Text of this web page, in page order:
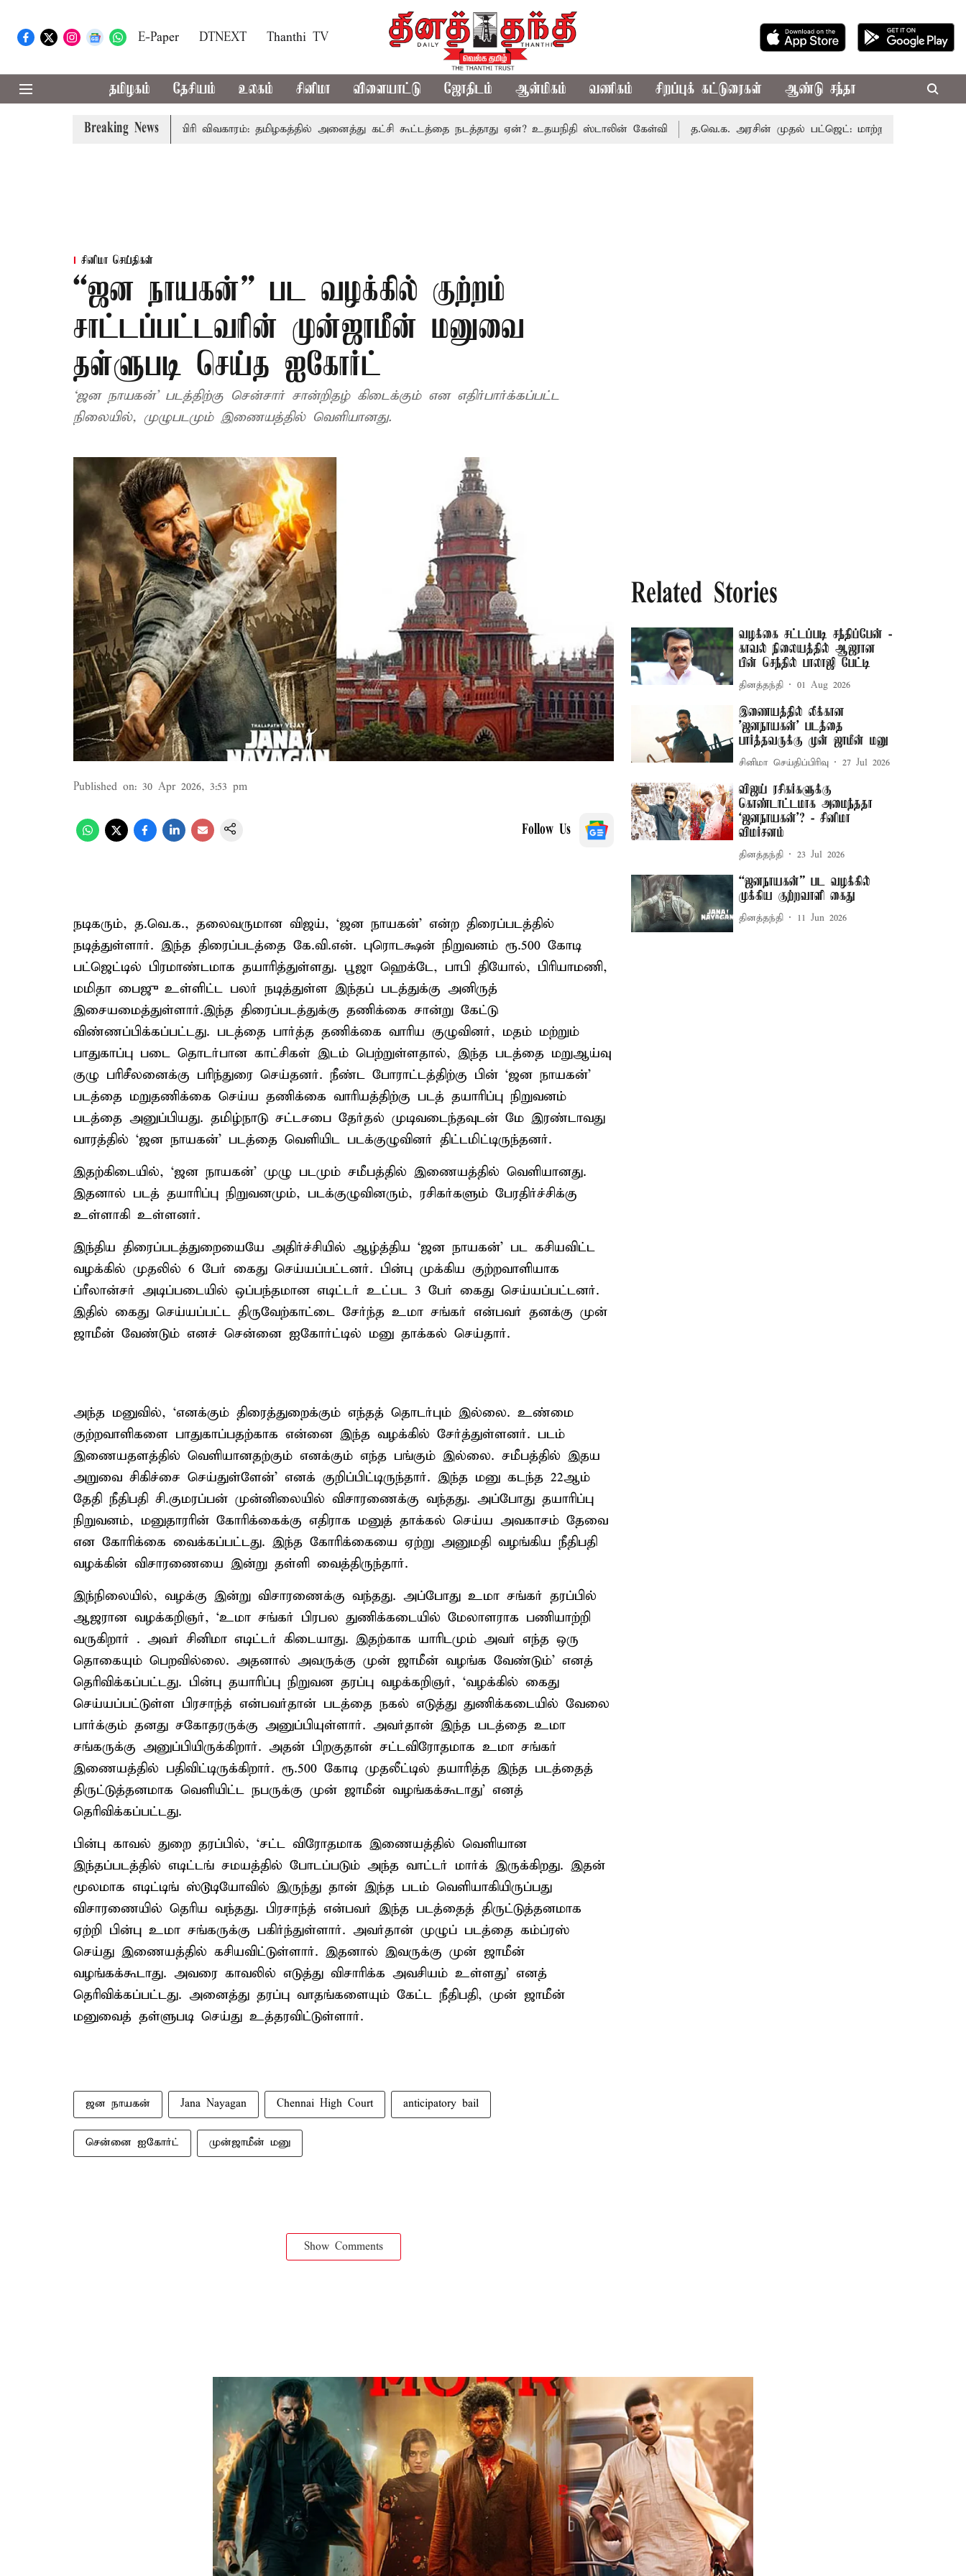
E-Paper DTNEXT Thanthi TV
தமிழகம் தேசியம் உலகம் சினிமா விளையாட்டு ஜோதிடம் ஆன்மிகம் வணிகம் சிறப்புக் கட்டுரைகள் ஆண்டு சந்தா
Breaking News
விஜய் உரை காவிரி விவகாரம்: தமிழகத்தில் அனைத்து கட்சி கூட்டத்தை நடத்தாது ஏன்? உதயநிதி ஸ்டாலின் கேள்வி த.வெ.க. அரசின் முதல் பட்ஜெட்: மாற்றமா?, தடுமாற்றமா?
சினிமா செய்திகள்
“ஜன நாயகன்” பட வழக்கில் குற்றம்
சாட்டப்பட்டவரின் முன்ஜாமீன் மனுவை
தள்ளுபடி செய்த ஐகோர்ட்
‘ஜன நாயகன்’ படத்திற்கு சென்சார் சான்றிதழ் கிடைக்கும் என எதிர்பார்க்கப்பட்ட
நிலையில், முழுபடமும் இணையத்தில் வெளியானது.
Published on: 30 Apr 2026, 3:53 pm
Follow Us
நடிகரும், த.வெ.க., தலைவருமான விஜய், ‘ஜன நாயகன்’ என்ற திரைப்படத்தில்
நடித்துள்ளார். இந்த திரைப்படத்தை கே.வி.என். புரொடக்ஷன் நிறுவனம் ரூ.500 கோடி
பட்ஜெட்டில் பிரமாண்டமாக தயாரித்துள்ளது. பூஜா ஹெக்டே, பாபி தியோல், பிரியாமணி,
மமிதா பைஜு உள்ளிட்ட பலர் நடித்துள்ள இந்தப் படத்துக்கு அனிருத்
இசையமைத்துள்ளார்.இந்த திரைப்படத்துக்கு தணிக்கை சான்று கேட்டு
விண்ணப்பிக்கப்பட்டது. படத்தை பார்த்த தணிக்கை வாரிய குழுவினர், மதம் மற்றும்
பாதுகாப்பு படை தொடர்பான காட்சிகள் இடம் பெற்றுள்ளதால், இந்த படத்தை மறுஆய்வு
குழு பரிசீலனைக்கு பரிந்துரை செய்தனர். நீண்ட போராட்டத்திற்கு பின் ‘ஜன நாயகன்’
படத்தை மறுதணிக்கை செய்ய தணிக்கை வாரியத்திற்கு படத் தயாரிப்பு நிறுவனம்
படத்தை அனுப்பியது. தமிழ்நாடு சட்டசபை தேர்தல் முடிவடைந்தவுடன் மே இரண்டாவது
வாரத்தில் ‘ஜன நாயகன்’ படத்தை வெளியிட படக்குழுவினர் திட்டமிட்டிருந்தனர்.
இதற்கிடையில், ‘ஜன நாயகன்’ முழு படமும் சமீபத்தில் இணையத்தில் வெளியானது.
இதனால் படத் தயாரிப்பு நிறுவனமும், படக்குழுவினரும், ரசிகர்களும் பேரதிர்ச்சிக்கு
உள்ளாகி உள்ளனர்.
இந்திய திரைப்படத்துறையையே அதிர்ச்சியில் ஆழ்த்திய ‘ஜன நாயகன்’ பட கசியவிட்ட
வழக்கில் முதலில் 6 பேர் கைது செய்யப்பட்டனர். பின்பு முக்கிய குற்றவாளியாக
ப்ரீலான்சர் அடிப்படையில் ஒப்பந்தமான எடிட்டர் உட்பட 3 பேர் கைது செய்யப்பட்டனர்.
இதில் கைது செய்யப்பட்ட திருவேற்காட்டை சேர்ந்த உமா சங்கர் என்பவர் தனக்கு முன்
ஜாமீன் வேண்டும் எனச் சென்னை ஐகோர்ட்டில் மனு தாக்கல் செய்தார்.
அந்த மனுவில், ‘எனக்கும் திரைத்துறைக்கும் எந்தத் தொடர்பும் இல்லை. உண்மை
குற்றவாளிகளை பாதுகாப்பதற்காக என்னை இந்த வழக்கில் சேர்த்துள்ளனர். படம்
இணையதளத்தில் வெளியானதற்கும் எனக்கும் எந்த பங்கும் இல்லை. சமீபத்தில் இதய
அறுவை சிகிச்சை செய்துள்ளேன்’ எனக் குறிப்பிட்டிருந்தார். இந்த மனு கடந்த 22ஆம்
தேதி நீதிபதி சி.குமரப்பன் முன்னிலையில் விசாரணைக்கு வந்தது. அப்போது தயாரிப்பு
நிறுவனம், மனுதாரரின் கோரிக்கைக்கு எதிராக மனுத் தாக்கல் செய்ய அவகாசம் தேவை
என கோரிக்கை வைக்கப்பட்டது. இந்த கோரிக்கையை ஏற்று அனுமதி வழங்கிய நீதிபதி
வழக்கின் விசாரணையை இன்று தள்ளி வைத்திருந்தார்.
இந்நிலையில், வழக்கு இன்று விசாரணைக்கு வந்தது. அப்போது உமா சங்கர் தரப்பில்
ஆஜரான வழக்கறிஞர், ‘உமா சங்கர் பிரபல துணிக்கடையில் மேலாளராக பணியாற்றி
வருகிறார் . அவர் சினிமா எடிட்டர் கிடையாது. இதற்காக யாரிடமும் அவர் எந்த ஒரு
தொகையும் பெறவில்லை. அதனால் அவருக்கு முன் ஜாமீன் வழங்க வேண்டும்’ எனத்
தெரிவிக்கப்பட்டது. பின்பு தயாரிப்பு நிறுவன தரப்பு வழக்கறிஞர், ‘வழக்கில் கைது
செய்யப்பட்டுள்ள பிரசாந்த் என்பவர்தான் படத்தை நகல் எடுத்து துணிக்கடையில் வேலை
பார்க்கும் தனது சகோதரருக்கு அனுப்பியுள்ளார். அவர்தான் இந்த படத்தை உமா
சங்கருக்கு அனுப்பியிருக்கிறார். அதன் பிறகுதான் சட்டவிரோதமாக உமா சங்கர்
இணையத்தில் பதிவிட்டிருக்கிறார். ரூ.500 கோடி முதலீட்டில் தயாரித்த இந்த படத்தைத்
திருட்டுத்தனமாக வெளியிட்ட நபருக்கு முன் ஜாமீன் வழங்கக்கூடாது’ எனத்
தெரிவிக்கப்பட்டது.
பின்பு காவல் துறை தரப்பில், ‘சட்ட விரோதமாக இணையத்தில் வெளியான
இந்தப்படத்தில் எடிட்டங் சமயத்தில் போடப்படும் அந்த வாட்டர் மார்க் இருக்கிறது. இதன்
மூலமாக எடிட்டிங் ஸ்டூடியோவில் இருந்து தான் இந்த படம் வெளியாகியிருப்பது
விசாரணையில் தெரிய வந்தது. பிரசாந்த் என்பவர் இந்த படத்தைத் திருட்டுத்தனமாக
ஏற்றி பின்பு உமா சங்கருக்கு பகிர்ந்துள்ளார். அவர்தான் முழுப் படத்தை கம்ப்ரஸ்
செய்து இணையத்தில் கசியவிட்டுள்ளார். இதனால் இவருக்கு முன் ஜாமீன்
வழங்கக்கூடாது. அவரை காவலில் எடுத்து விசாரிக்க அவசியம் உள்ளது’ எனத்
தெரிவிக்கப்பட்டது. அனைத்து தரப்பு வாதங்களையும் கேட்ட நீதிபதி, முன் ஜாமீன்
மனுவைத் தள்ளுபடி செய்து உத்தரவிட்டுள்ளார்.
ஜன நாயகன் Jana Nayagan Chennai High Court anticipatory bail
சென்னை ஐகோர்ட் முன்ஜாமீன் மனு
Show Comments
Related Stories
வழக்கை சட்டப்படி சந்திப்பேன் -
காவல் நிலையத்தில் ஆஜரான
பின் செந்தில் பாலாஜி பேட்டி
தினத்தந்தி 01 Aug 2026
இணையத்தில் லீக்கான
'ஜனநாயகன்' படத்தை
பார்த்தவருக்கு முன் ஜாமீன் மனு
சினிமா செய்திப்பிரிவு 27 Jul 2026
விஜய் ரசிகர்களுக்கு
கொண்டாட்டமாக அமைந்ததா
‘ஜனநாயகன்’? - சினிமா
விமர்சனம்
தினத்தந்தி 23 Jul 2026
“ஜனநாயகன்” பட வழக்கில்
முக்கிய குற்றவாளி கைது
தினத்தந்தி 11 Jun 2026